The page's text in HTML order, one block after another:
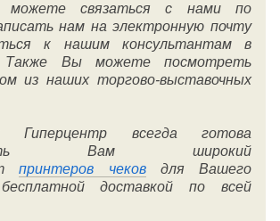
можете связаться с нами по
нам на электронную почту
к нашим консультантам в
Также Вы можете посмотреть
из наших торгово-выставочных
Гиперцентр всегда готова
Вам широкий
принтеров чековдля Вашего
доставкой по всей